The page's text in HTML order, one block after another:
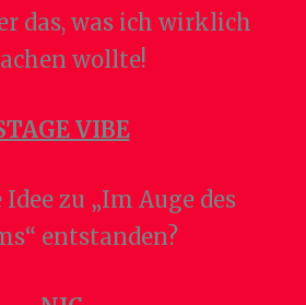
das, was ich wirklich
wollte!
VIBE
zu „Im Auge des
entstanden?